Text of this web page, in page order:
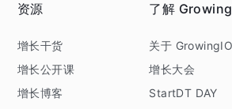
资源
增长干货
增长公开课
增长博客
了解
关于 GrowingIO
增长大会
StartDT DAY